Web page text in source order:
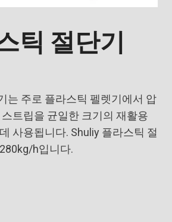
틱 절단기
는 주로 플라스틱 펠렛기에서 압
트립을 균일한 크기의 재활용
사용됩니다. Shuliy 플라스틱 절
h입니다.